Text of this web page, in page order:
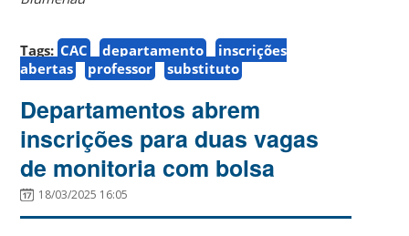
Tags: CAC departamento
inscrições
abertas
professor substituto
Departamentos abrem
inscrições para duas vagas
de monitoria com bolsa
18/03/2025 16:05